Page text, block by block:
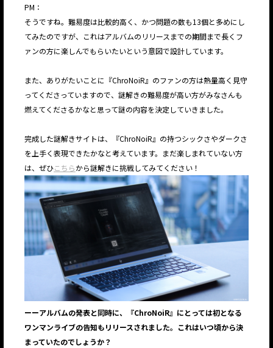
PM：
そうですね。難易度は比較的高く、かつ問題の数も13個と多めにし
てみたのですが、これはアルバムのリリースまでの期間まで長くフ
ァンの方に楽しんでもらいたいという意図で設計しています。
また、ありがたいことに『ChroNoiR』のファンの方は熱量高く見守
ってくださっていますので、謎解きの難易度が高い方がみなさんも
燃えてくださるかなと思って謎の内容を決定していきました。
完成した謎解きサイトは、『ChroNoiR』の持つシックさやダークさ
を上手く表現できたかなと考えています。まだ楽しまれていない方
は、ぜひこちらから謎解きに挑戦してみてください！
ーーアルバムの発表と同時に、『ChroNoiR』にとっては初となる
ワンマンライブの告知もリリースされました。これはいつ頃から決
まっていたのでしょうか？